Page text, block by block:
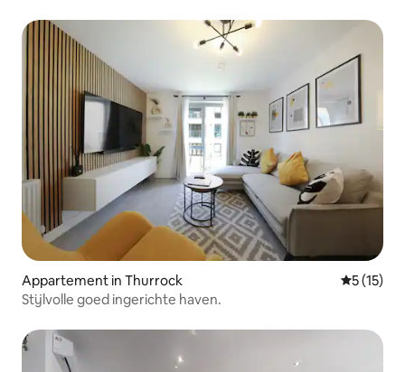
Appartement in Thurrock
5 (15)
Stijlvolle goed ingerichte haven.